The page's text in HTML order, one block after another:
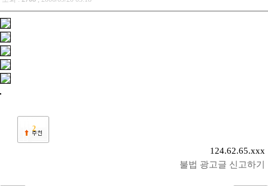
2
124.62.65.xxx
불법 광고글 신고하기